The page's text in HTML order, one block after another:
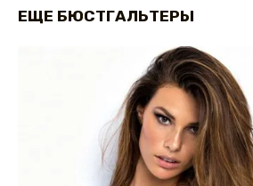
ЕЩЕ БЮСТГАЛЬТЕРЫ